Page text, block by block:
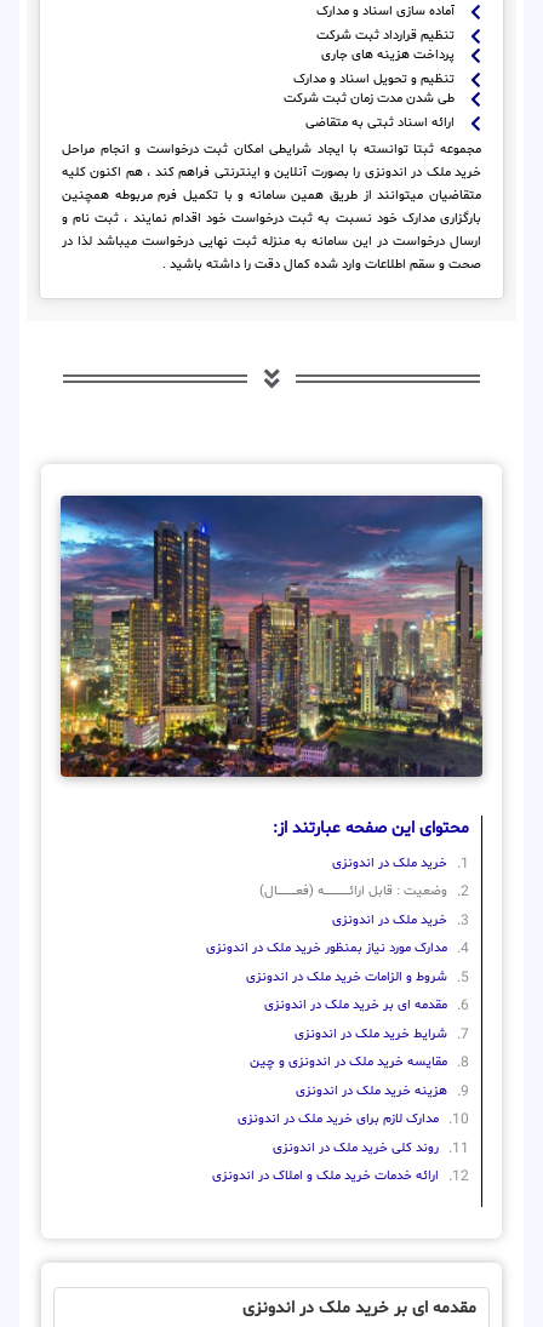
آماده سازی اسناد و مدارک
تنظیم قرارداد ثبت شرکت
پرداخت هزینه های جاری
تنظیم و تحویل اسناد و مدارک
طی شدن مدت زمان ثبت شرکت
ارائه اسناد ثبتی به متقاضی
مجموعه ثبتا توانسته با ایجاد شرایطی امکان ثبت درخواست و انجام مراحل
خرید ملک در اندونزی را بصورت آنلاین و اینترنتی فراهم کند ، هم اکنون کلیه
متقاضیان میتوانند از طریق همین سامانه و با تکمیل فرم مربوطه همچنین
بارگزاری مدارک خود نسبت به ثبت درخواست خود اقدام نمایند ، ثبت نام و
ارسال درخواست در این سامانه به منزله ثبت نهایی درخواست میباشد لذا در
صحت و سقم اطلاعات وارد شده کمال دقت را داشته باشید .
محتوای این صفحه عبارتند از:
خرید ملک در اندونزی
وضعیت : قابل ارائــــــــــــــــــــه (فعـــــــــــــــال)
خرید ملک در اندونزی
مدارک مورد نیاز بمنظور خرید ملک در اندونزی
شروط و الزامات خرید ملک در اندونزی
مقدمه ای بر خرید ملک در اندونزی
شرایط خرید ملک در اندونزی
مقایسه خرید ملک در اندونزی و چین
هزینه خرید ملک در اندونزی
مدارک لازم برای خرید ملک در اندونزی
روند کلی خرید ملک در اندونزی
ارائه خدمات خرید ملک و املاک در اندونزی
مقدمه ای بر خرید ملک در اندونزی